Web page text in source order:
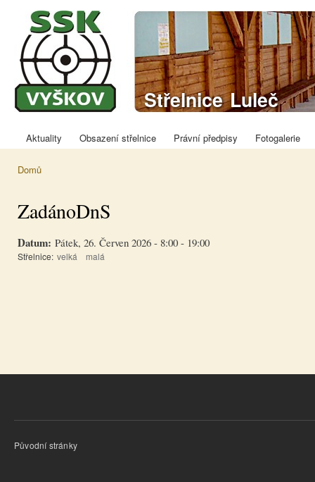
Sportovně
střelecký klub
Střelnice Luleč
Hlavní menu
Aktuality Obsazení střelnice Právní předpisy Fotogalerie
Domů
ZadánoDnS
Datum: Pátek, 26. Červen 2026 - 8:00 - 19:00
Střelnice: velká malá
Původní stránky